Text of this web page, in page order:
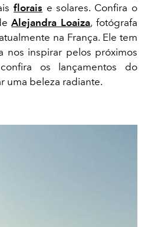
florais e solares. Confira o
Alejandra Loaiza, fotógrafa
na França. Ele tem
nos inspirar pelos próximos
os lançamentos do
uma beleza radiante.